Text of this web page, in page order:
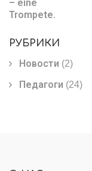
РУБРИКИ
Новости (2)
Педагоги (24)